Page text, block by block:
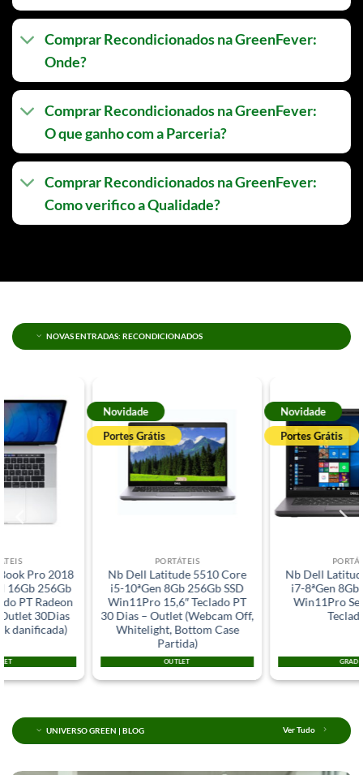
Comprar Recondicionados na GreenFever:
Onde?
Comprar Recondicionados na GreenFever:
O que ganho com a Parceria?
Comprar Recondicionados na GreenFever:
Como verifico a Qualidade?
NOVAS ENTRADAS: RECONDICIONADOS
Novidade
Portes Grátis
Nb Dell Latitude 5510 Core
i5-10ªGen 8Gb 256Gb SSD
Win11Pro 15,6″ Teclado PT
30 Dias – Outlet (Webcam Off,
Whitelight, Bottom Case
Portes Grátis
Nb Dell Latitude 5400 Core
i7-8ªGen 8Gb 256Gb SSD
Win11Pro Sem Webcam
Teclado PT
UNIVERSO GREEN | BLOG Ver Tudo